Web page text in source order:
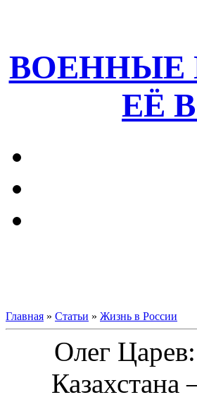
ВОЕННЫЕ
ЕЁ
Главная » Статьи » Жизнь в России
Олег